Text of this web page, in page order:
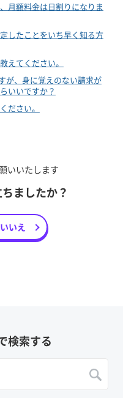
月額料金は日割りになりま
したことをいち早く知る方
えてください。
が、身に覚えのない請求が
いいですか？
ださい。
いいたします
ましたか？
いいえ
検索する